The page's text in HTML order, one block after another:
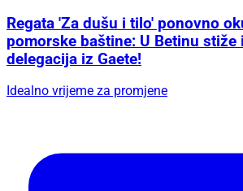
Regata 'Za dušu i tilo' ponovno
pomorske baštine: U Betinu stiže
delegacija iz Gaete!
Idealno vrijeme za promjene